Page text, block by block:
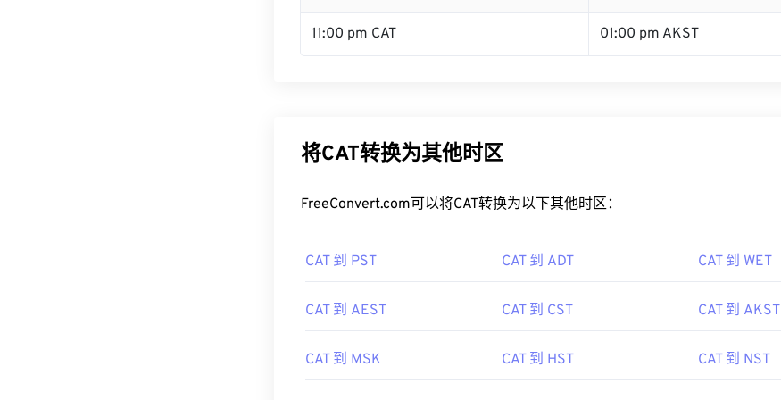
11:00 pm CAT 01:00 pm AKST
将CAT转换为其他时区
FreeConvert.com可以将CAT转换为以下其他时区：
CAT 到 PST CAT 到 ADT CAT 到 WET
CAT 到 AEST CAT 到 CST CAT 到 AKST
CAT 到 MSK CAT 到 HST CAT 到 NST